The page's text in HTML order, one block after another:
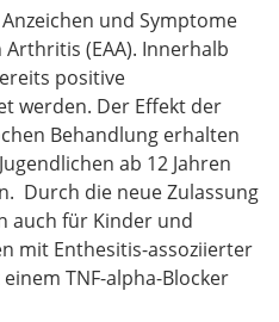
und Symptome
(EAA). Innerhalb
positive
werden. Der Effekt der
Behandlung erhalten
ab 12 Jahren
Durch die neue Zulassung
auch für Kinder und
mit Enthesitis-assoziierter
TNF-alpha-Blocker